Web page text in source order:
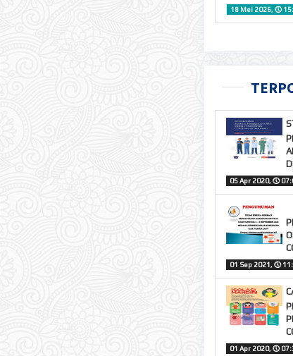
18 Mei 2026,🕔
05 Apr 2020,🕔
01 Sep 2021,🕔
01 Apr 2020,🕔